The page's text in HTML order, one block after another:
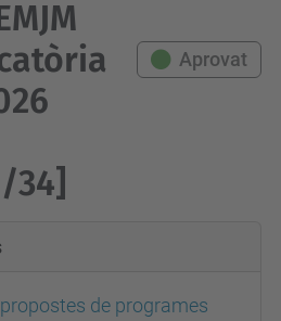
34]
Aprovat
de programes